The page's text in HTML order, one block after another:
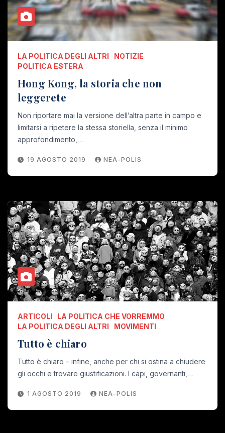
LA POLITICA DEGLI ALTRI
NOTIZIE
POLITICA ESTERA
Hong Kong, la storia che non
leggerete
Non riportare mai la versione dell’altra parte in campo e
limitarsi a ripetere la stessa storiella, senza il minimo
approfondimento,…
19 AGOSTO 2019 NEA-POLIS
ARTICOLI
LA POLITICA CHE VORREMMO
LA POLITICA DEGLI ALTRI
MOVIMENTI
Tutto è chiaro
Tutto è chiaro – infine, anche per chi si ostina a chiudere
gli occhi e trovare giustificazioni. I capi, governanti,…
1 AGOSTO 2019 NEA-POLIS